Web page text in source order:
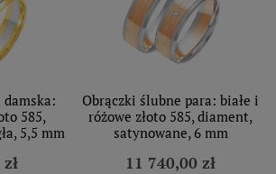
damska:
585,
5,5 mm
Obrączki ślubne para: białe i
różowe złoto 585, diament,
satynowane, 6 mm
11 740,00 zł